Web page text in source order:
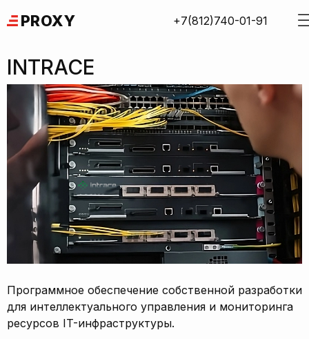
to
PROXY +7(812)740-01-91
INTRACE
Программное обеспечение собственной разработки
для интеллектуального управления и мониторинга
ресурсов IT-инфраструктуры.